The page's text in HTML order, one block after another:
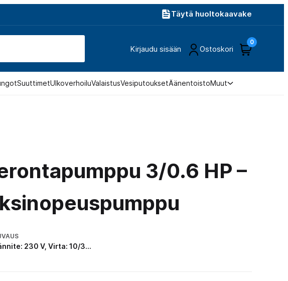
Täytä huoltokaavake
Kirjaudu sisään Ostoskori
0
SuuttimetUlkoverhoiluValaistusVesiputouksetÄänentoistoMuut
3/0.6 HP –
230 V, Virta: 10/3…